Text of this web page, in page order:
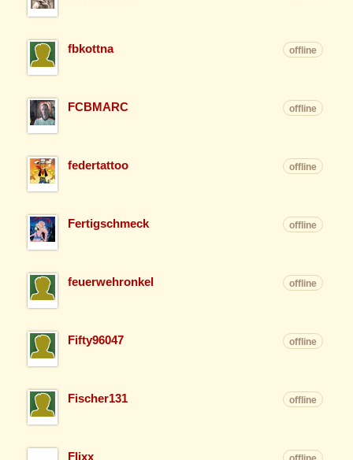
fbkottna offline
FCBMARC offline
federtattoo offline
Fertigschmeck offline
feuerwehronkel offline
Fifty96047 offline
Fischer131 offline
Flixx